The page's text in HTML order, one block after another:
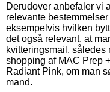
Derudover anbefaler vi
relevante
eksempelvis hvilken
det også relevant, at
kvitteringsmail, således
shopping af MAC Prep
Radiant Pink, om man
mand.